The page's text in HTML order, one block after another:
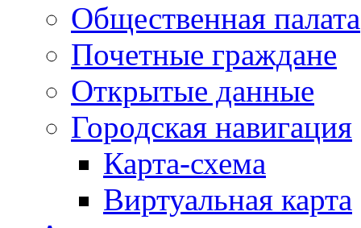
Общественная палата
Почетные граждане
Открытые данные
Городская навигация
Карта-схема
Виртуальная карта